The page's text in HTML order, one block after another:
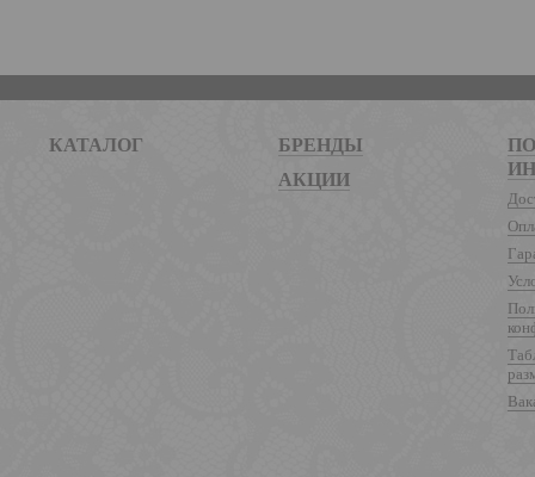
КАТАЛОГ
БРЕНДЫ
АКЦИИ